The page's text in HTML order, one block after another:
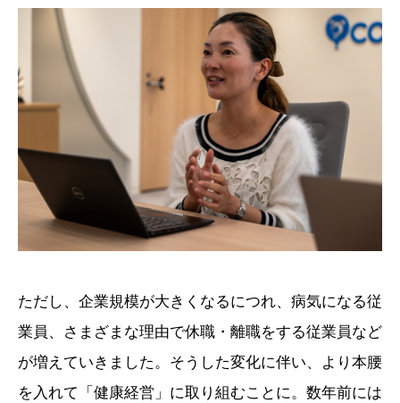
ただし、企業規模が大きくなるにつれ、病気になる従
業員、さまざまな理由で休職・離職をする従業員など
が増えていきました。そうした変化に伴い、より本腰
を入れて「健康経営」に取り組むことに。数年前には